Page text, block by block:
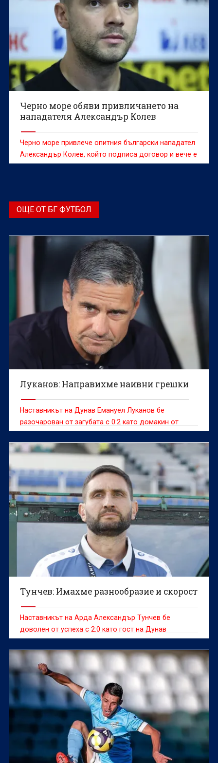
Черно море обяви привличането на
нападателя Александър Колев
Черно море привлече опитния български нападател
Александър Колев, който подписа договор и вече е
част от състава на „моряците“, съобщиха от
ОЩЕ ОТ БГ ФУТБОЛ
Луканов: Направихме наивни грешки
Наставникът на Дунав Емануел Луканов бе
разочарован от загубата с 0:2 като домакин от
Арда
Тунчев: Имахме разнообразие и скорост
Наставникът на Арда Александър Тунчев бе
доволен от успеха с 2:0 като гост на Дунав